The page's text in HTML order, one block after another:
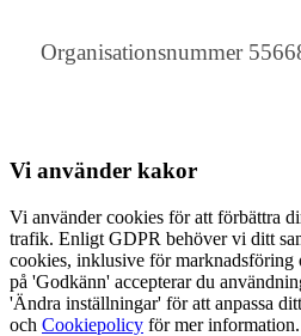
Organisationsnummer
Vi använder kakor
Vi använder cookies för att förbättra
trafik. Enligt GDPR behöver vi ditt
cookies, inklusive för marknadsföring
på 'Godkänn' accepterar du
'Ändra inställningar' för att anpassa
och Cookiepolicy för mer information.